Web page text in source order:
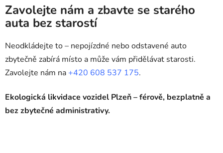
Zavolejte nám a zbavte se starého
auta bez starostí
Neodkládejte to – nepojízdné nebo odstavené auto
zbytečně zabírá místo a může vám přidělávat starosti.
Zavolejte nám na +420 608 537 175.
Ekologická likvidace vozidel Plzeň – férově, bezplatně a
bez zbytečné administrativy.